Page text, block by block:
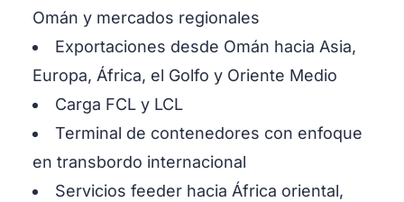
Omán y mercados regionales
Exportaciones desde Omán hacia Asia,
Europa, África, el Golfo y Oriente Medio
Carga FCL y LCL
Terminal de contenedores con enfoque
en transbordo internacional
Servicios feeder hacia África oriental,